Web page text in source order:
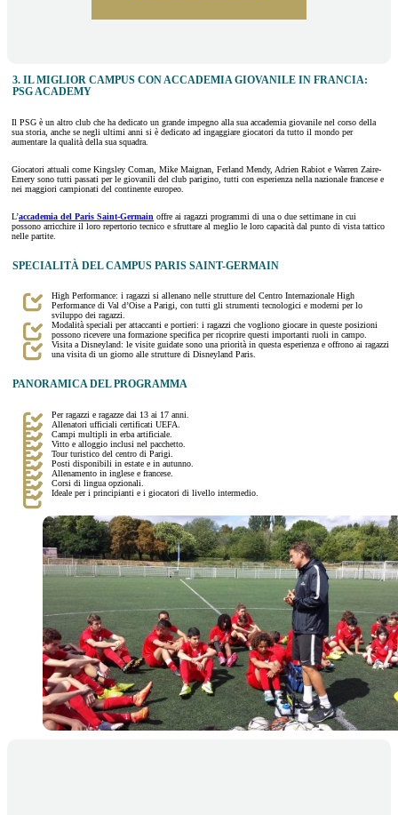
3. IL MIGLIOR CAMPUS CON ACCADEMIA GIOVANILE IN FRANCIA:
PSG ACADEMY
Il PSG è un altro club che ha dedicato un grande impegno alla sua accademia giovanile nel corso della
sua storia, anche se negli ultimi anni si è dedicato ad ingaggiare giocatori da tutto il mondo per
aumentare la qualità della sua squadra.
Giocatori attuali come Kingsley Coman, Mike Maignan, Ferland Mendy, Adrien Rabiot e Warren Zaire-
Emery sono tutti passati per le giovanili del club parigino, tutti con esperienza nella nazionale francese e
nei maggiori campionati del continente europeo.
L’accademia del Paris Saint-Germain offre ai ragazzi programmi di una o due settimane in cui
possono arricchire il loro repertorio tecnico e sfruttare al meglio le loro capacità dal punto di vista tattico
nelle partite.
SPECIALITÀ DEL CAMPUS PARIS SAINT-GERMAIN
High Performance: i ragazzi si allenano nelle strutture del Centro Internazionale High
Performance di Val d’Oise a Parigi, con tutti gli strumenti tecnologici e moderni per lo
sviluppo dei ragazzi.
Modalità speciali per attaccanti e portieri: i ragazzi che vogliono giocare in queste posizioni
possono ricevere una formazione specifica per ricoprire questi importanti ruoli in campo.
Visita a Disneyland: le visite guidate sono una priorità in questa esperienza e offrono ai ragazzi
una visita di un giorno alle strutture di Disneyland Paris.
PANORAMICA DEL PROGRAMMA
Per ragazzi e ragazze dai 13 ai 17 anni.
Allenatori ufficiali certificati UEFA.
Campi multipli in erba artificiale.
Vitto e alloggio inclusi nel pacchetto.
Tour turistico del centro di Parigi.
Posti disponibili in estate e in autunno.
Allenamento in inglese e francese.
Corsi di lingua opzionali.
Ideale per i principianti e i giocatori di livello intermedio.